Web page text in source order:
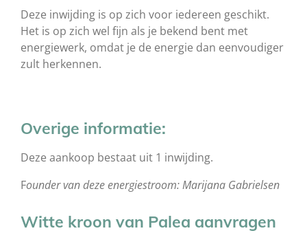
Deze inwijding is op zich voor iedereen geschikt.
Het is op zich wel fijn als je bekend bent met
energiewerk, omdat je de energie dan eenvoudiger
zult herkennen.
Overige informatie:
Deze aankoop bestaat uit 1 inwijding.
Founder van deze energiestroom: Marijana Gabrielsen
Witte kroon van Palea aanvragen